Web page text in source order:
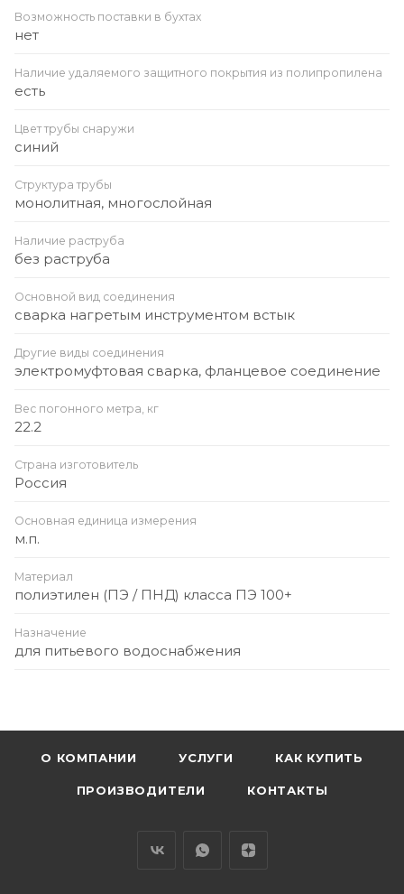
Возможность поставки в бухтах
нет
Наличие удаляемого защитного покрытия из полипропилена
есть
Цвет трубы снаружи
синий
Структура трубы
монолитная, многослойная
Наличие раструба
без раструба
Основной вид соединения
сварка нагретым инструментом встык
Другие виды соединения
электромуфтовая сварка, фланцевое соединение
Вес погонного метра, кг
22.2
Страна изготовитель
Россия
Основная единица измерения
м.п.
Материал
полиэтилен (ПЭ / ПНД) класса ПЭ 100+
Назначение
для питьевого водоснабжения
О КОМПАНИИ УСЛУГИ КАК КУПИТЬ
ПРОИЗВОДИТЕЛИ КОНТАКТЫ